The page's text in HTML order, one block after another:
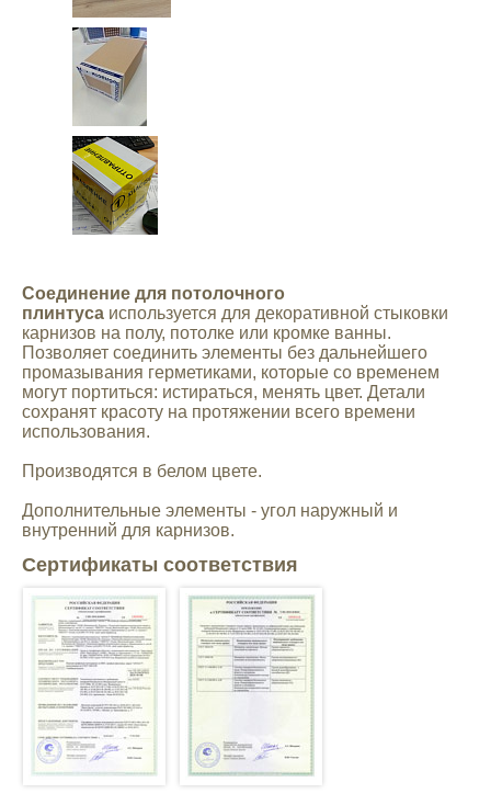
Соединение для потолочного
плинтусаиспользуется для декоративной стыковки
карнизов на полу, потолке или кромке ванны.
Позволяет соединить элементы без дальнейшего
промазывания герметиками, которые со временем
могут портиться: истираться, менять цвет. Детали
сохранят красоту на протяжении всего времени
использования.
Производятся в белом цвете.
Дополнительные элементы - угол наружный и
внутренний для карнизов.
Сертификаты соответствия
Mitsubishi
Renault
Volkswagen
УАЗ
Дополнительные товары